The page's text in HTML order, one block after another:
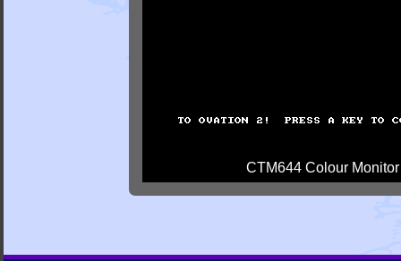
CTM644 Colour Monitor